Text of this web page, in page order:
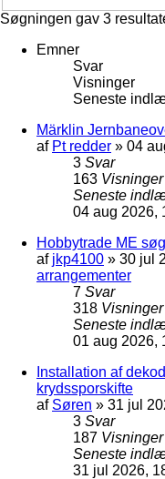
Søgningen gav 3
Emner
Svar
Visninger
Seneste
Märklin
af Pt redder » 04
3 Svar
163 Visninger
Seneste
04 aug 2026,
Hobbytrade ME
af jkp4100 » 30 jul
arrangementer
7 Svar
318 Visninger
Seneste
01 aug 2026,
Installation af
krydssporskifte
af Søren » 31 jul
3 Svar
187 Visninger
Seneste
31 jul 2026,